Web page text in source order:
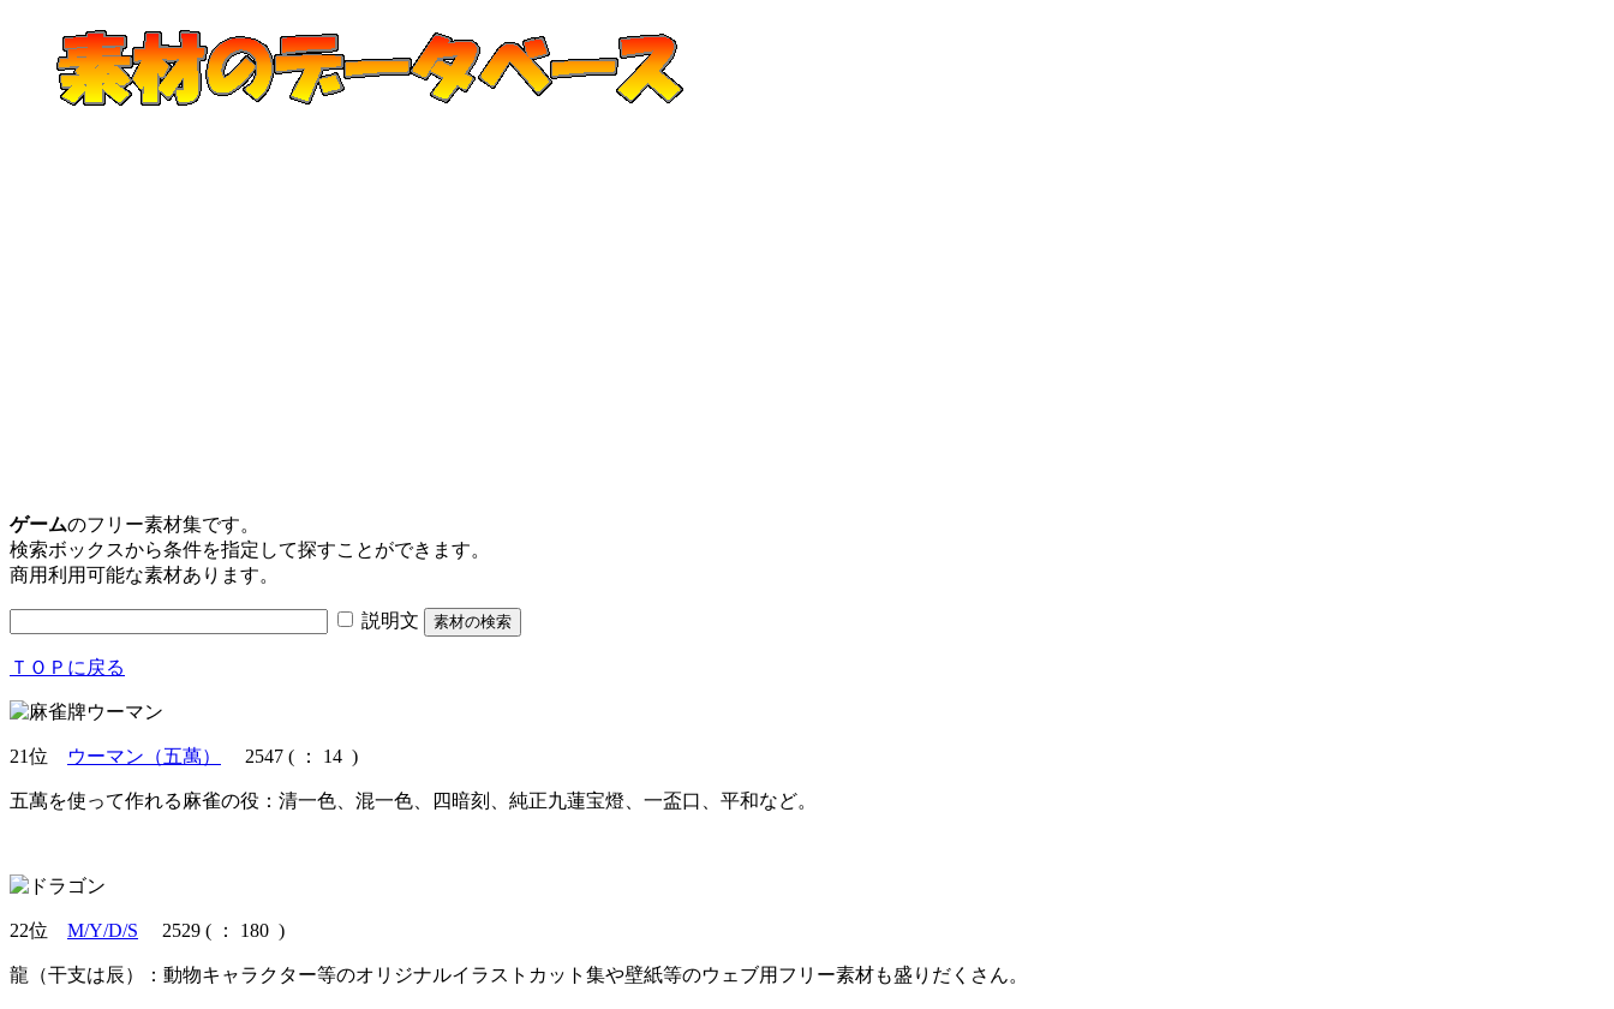
ゲームのフリー素材集です。
検索ボックスから条件を指定して探すことができます。
商用利用可能な素材あります。
説明文
ＴＯＰに戻る
21位 ウーマン（五萬） 2547 ( ： 14 )
五萬を使って作れる麻雀の役：清一色、混一色、四暗刻、純正九蓮宝燈、一盃口、平和など。
22位 M/Y/D/S 2529 ( ： 180 )
龍（干支は辰）：動物キャラクター等のオリジナルイラストカット集や壁紙等のウェブ用フリー素材も盛りだくさん。